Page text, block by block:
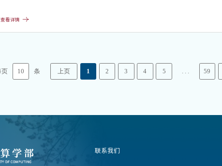
查看详情
页 10 条 上页 1 2 3 4 5 . . . 59
联系我们